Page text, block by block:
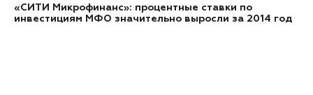
«СИТИ Микрофинанс»: процентные ставки по
инвестициям МФО значительно выросли за 2014 год